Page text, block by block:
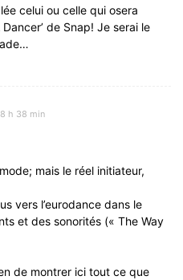
celui ou celle qui osera
de Snap! Je serai le
h 38 min
mais le réel initiateur,
vers l’eurodance dans le
et des sonorités (« The Way
de montrer ici tout ce que